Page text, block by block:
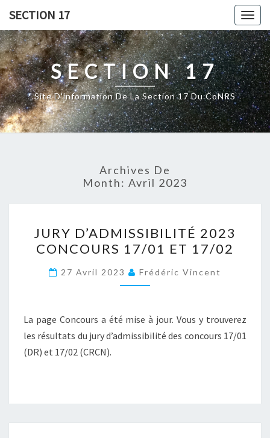
content
SECTION 17
SECTION 17
Site D'information De La Section 17 Du CoNRS
Archives De
Month: Avril 2023
D’ADMISSIBILITÉ
2023
CONCOURS
17/01
17/02
JURY D’ADMISSIBILITÉ 2023
CONCOURS 17/01 ET 17/02
27 Avril 2023 Frédéric Vincent
La page Concours a été mise à jour. Vous y trouverez
les résultats du jury d’admissibilité des concours 17/01
(DR) et 17/02 (CRCN).